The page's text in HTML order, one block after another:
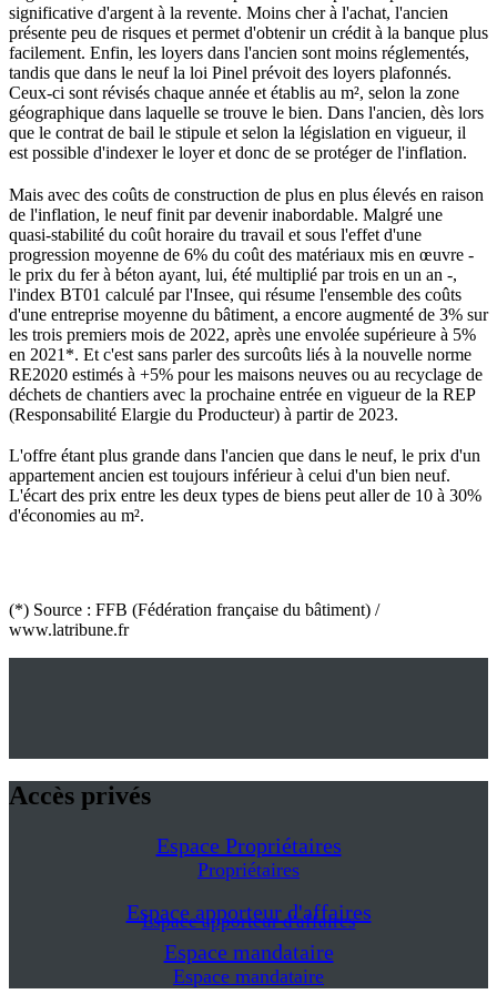
significative d'argent à la revente. Moins cher à l'achat, l'ancien
présente peu de risques et permet d'obtenir un crédit à la banque plus
facilement. Enfin, les loyers dans l'ancien sont moins réglementés,
tandis que dans le neuf la loi Pinel prévoit des loyers plafonnés.
Ceux-ci sont révisés chaque année et établis au m², selon la zone
géographique dans laquelle se trouve le bien. Dans l'ancien, dès lors
que le contrat de bail le stipule et selon la législation en vigueur, il
est possible d'indexer le loyer et donc de se protéger de l'inflation.
Mais avec des coûts de construction de plus en plus élevés en raison
de l'inflation, le neuf finit par devenir inabordable. Malgré une
quasi-stabilité du coût horaire du travail et sous l'effet d'une
progression moyenne de 6% du coût des matériaux mis en œuvre -
le prix du fer à béton ayant, lui, été multiplié par trois en un an -,
l'index BT01 calculé par l'Insee, qui résume l'ensemble des coûts
d'une entreprise moyenne du bâtiment, a encore augmenté de 3% sur
les trois premiers mois de 2022, après une envolée supérieure à 5%
en 2021*. Et c'est sans parler des surcoûts liés à la nouvelle norme
RE2020 estimés à +5% pour les maisons neuves ou au recyclage de
déchets de chantiers avec la prochaine entrée en vigueur de la REP
(Responsabilité Elargie du Producteur) à partir de 2023.
L'offre étant plus grande dans l'ancien que dans le neuf, le prix d'un
appartement ancien est toujours inférieur à celui d'un bien neuf.
L'écart des prix entre les deux types de biens peut aller de 10 à 30%
d'économies au m².
(*) Source : FFB (Fédération française du bâtiment) /
www.latribune.fr
Accès privés
Espace Propriétaires
Propriétaires
Espace apporteur d'affaires
Espace apporteur d'affaires
Espace mandataire
Espace mandataire